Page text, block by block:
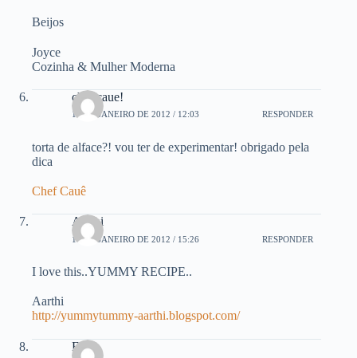
Beijos
Joyce
Cozinha & Mulher Moderna
chef caue!
18 DE JANEIRO DE 2012 / 12:03 RESPONDER
torta de alface?! vou ter de experimentar! obrigado pela
dica
Chef Cauê
Aarthi
18 DE JANEIRO DE 2012 / 15:26 RESPONDER
I love this..YUMMY RECIPE..
Aarthi
http://yummytummy-aarthi.blogspot.com/
Eli